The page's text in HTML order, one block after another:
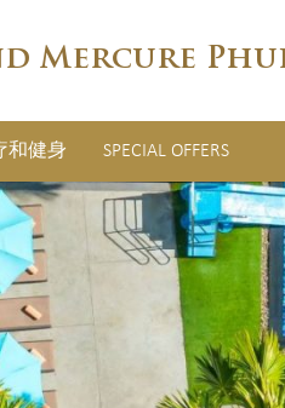
Mercure
和健身 SPECIAL OFFERS